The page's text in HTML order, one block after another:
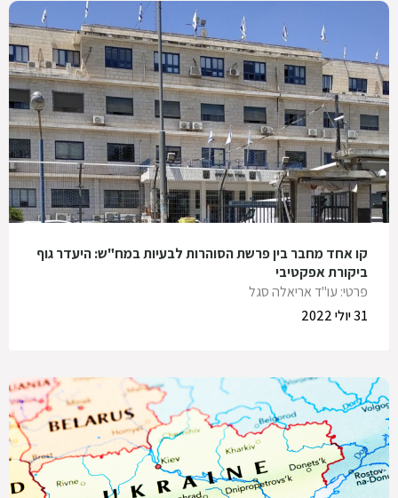
קו אחד מחבר בין פרשת הסוהרות לבעיות במח"ש: היעדר גוף
ביקורת אפקטיבי
פרטי: עו"ד אריאלה סגל
31 יולי 2022